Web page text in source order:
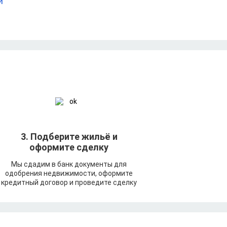
3. Подберите жильё и
оформите сделку
Мы сдадим в банк документы для
одобрения недвижимости, оформите
кредитный договор и проведите сделку